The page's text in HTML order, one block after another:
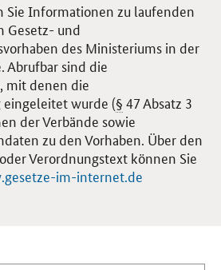
Informationen zu laufenden
Gesetz- und
des Ministeriums in der
Abrufbar sind die
mit denen die
wurde (§ 47 Absatz 3
der Verbände sowie
zu den Vorhaben. Über den
Verordnungstext können Sie
im-internet.de